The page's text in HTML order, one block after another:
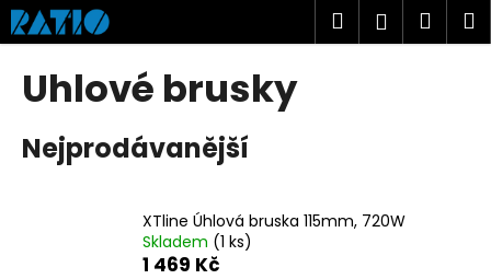
Přejít
na
obsah
Hledat
Uhlové brusky
Nejprodávanější
XTline Úhlová bruska 115mm, 720W
Skladem (1 ks)
1 469 Kč
K
o
o